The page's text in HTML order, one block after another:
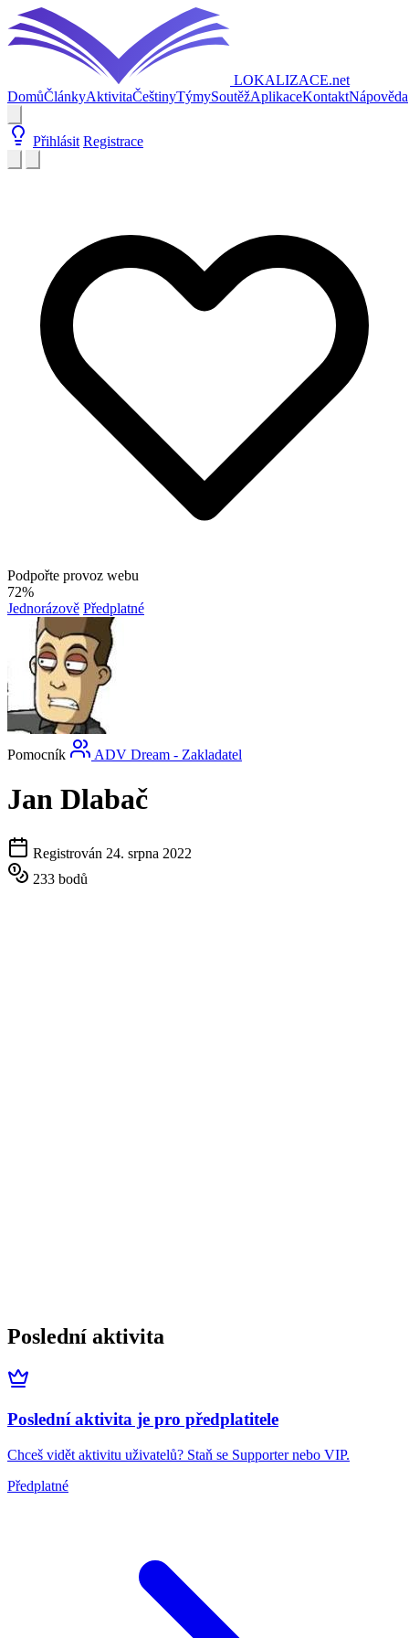
LOKALIZACE.net
DomůČlánkyAktivitaČeštinyTýmySoutěžAplikaceKontaktNápověda
Přihlásit Registrace
Podpořte provoz webu
72%
Jednorázově Předplatné
Pomocník ADV Dream - Zakladatel
Jan Dlabač
Registrován 24. srpna 2022
233 bodů
Poslední aktivita
Poslední aktivita je pro předplatitele
Chceš vidět aktivitu uživatelů? Staň se Supporter nebo VIP.
Předplatné